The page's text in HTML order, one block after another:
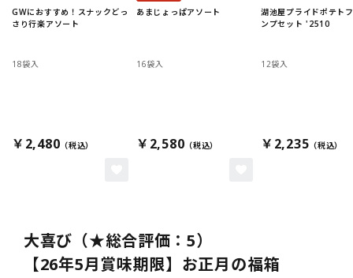
GWにおすすめ！スナックどっ
さり行楽アソート
18袋入
￥2,480
あまじょっぱアソート
16袋入
￥2,580
湖池屋プライドポテト
ンプセット '2510
12袋入
￥2,235
大喜び（★総合評価：5）
【26年5月賞味期限】お正月の福箱